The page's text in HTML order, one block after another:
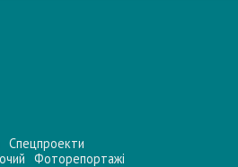
Спецпроекти
Фоторепортажі